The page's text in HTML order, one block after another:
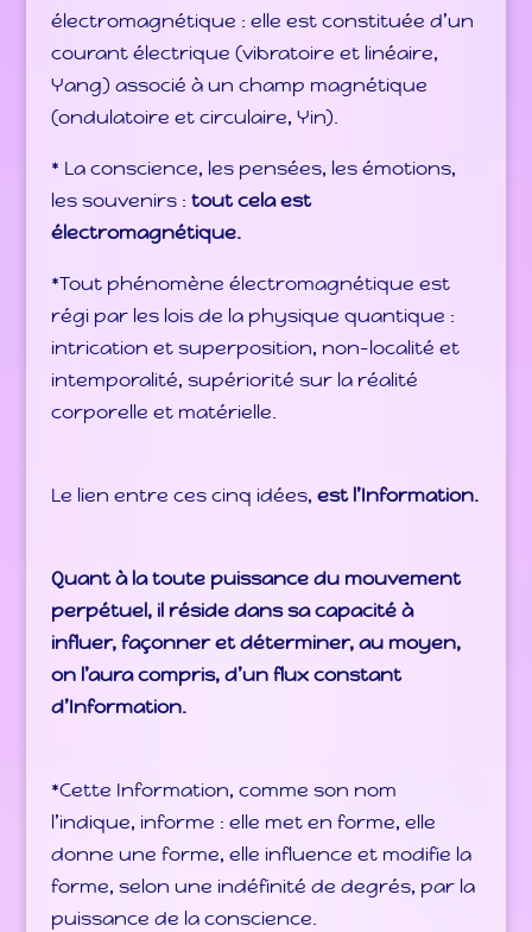
électromagnétique : elle est constituée d’un
courant électrique (vibratoire et linéaire,
Yang) associé à un champ magnétique
(ondulatoire et circulaire, Yin).
* La conscience, les pensées, les émotions,
les souvenirs : tout cela est
électromagnétique.
*Tout phénomène électromagnétique est
régi par les lois de la physique quantique :
intrication et superposition, non-localité et
intemporalité, supériorité sur la réalité
corporelle et matérielle.
Le lien entre ces cinq idées, est l’Information.
Quant à la toute puissance du mouvement
perpétuel, il réside dans sa capacité à
influer, façonner et déterminer, au moyen,
on l’aura compris, d’un flux constant
d’Information.
*Cette Information, comme son nom
l’indique, informe : elle met en forme, elle
donne une forme, elle influence et modifie la
forme, selon une indéfinité de degrés, par la
puissance de la conscience.